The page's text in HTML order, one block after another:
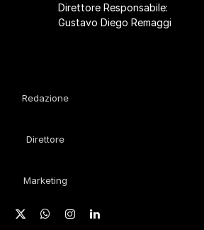
Direttore Responsabile:
Gustavo Diego Remaggi
Redazione
Direttore
Marketing
X WhatsApp
Instagram
LinkedIn